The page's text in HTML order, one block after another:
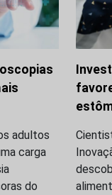
adultos
carga
do